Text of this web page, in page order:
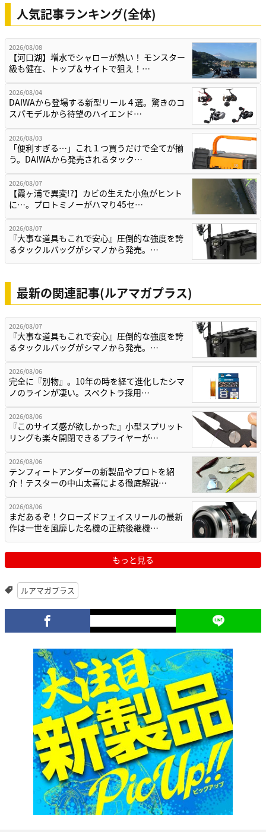
人気記事ランキング(全体)
2026/08/08
【河口湖】増水でシャローが熱い！ モンスター
級も健在、トップ＆サイトで狙え！…
2026/08/04
DAIWAから登場する新型リール４選。驚きのコ
スパモデルから待望のハイエンド…
2026/08/03
「便利すぎる…」これ１つ買うだけで全てが揃
う。DAIWAから発売されるタック…
2026/08/07
【霞ヶ浦で異変!?】カビの生えた小魚がヒント
に…。プロトミノーがハマり45セ…
2026/08/07
『大事な道具もこれで安心』圧倒的な強度を誇
るタックルバッグがシマノから発売。…
最新の関連記事(ルアマガプラス)
2026/08/07
『大事な道具もこれで安心』圧倒的な強度を誇
るタックルバッグがシマノから発売。…
2026/08/06
完全に『別物』。10年の時を経て進化したシマ
ノのラインが凄い。スペクトラ採用…
2026/08/06
『このサイズ感が欲しかった』小型スプリット
リングも楽々開閉できるプライヤーが…
2026/08/06
テンフィートアンダーの新製品やプロトを紹
介！テスターの中山太喜による徹底解説…
2026/08/06
まだあるぞ！クローズドフェイスリールの最新
作は一世を風靡した名機の正統後継機…
もっと見る
ルアマガプラス